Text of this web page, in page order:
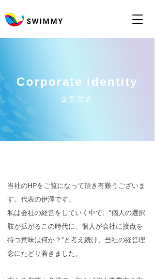
Corporate identity
企業理念
当社のHPをご覧になって頂き有難うございま
す。代表の伊澤です。
私は会社の経営をしていく中で、”個人の選択
肢が拡がるこの時代に、個人が会社に接点を
持つ意味は何か？”と考え続け、当社の経営理
念にたどり着きました。